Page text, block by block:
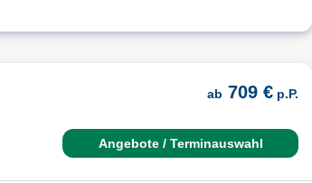
ab 709 € p.P.
Angebote / Terminauswahl